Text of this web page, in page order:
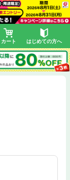
カート はじめての方へ